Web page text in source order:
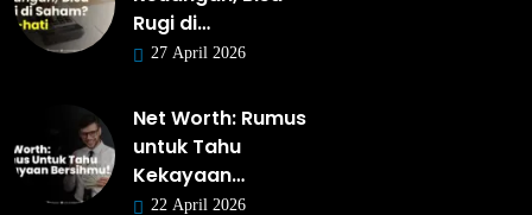
Rugi di…
27 April 2026
Net Worth: Rumus
untuk Tahu
Kekayaan…
22 April 2026